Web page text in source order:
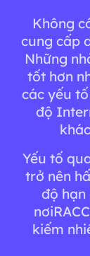
Không
cung cấp
Những
tốt hơn
các yếu
độ
Yếu tố
trở nên
độ
kiếm